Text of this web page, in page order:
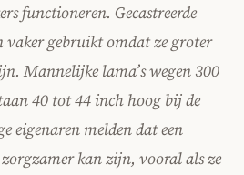
functioneren. Gecastreerde
vaker gebruikt omdat ze groter
Mannelijke lama’s wegen 300
40 tot 44 inch hoog bij de
eigenaren melden dat een
kan zijn, vooral als ze